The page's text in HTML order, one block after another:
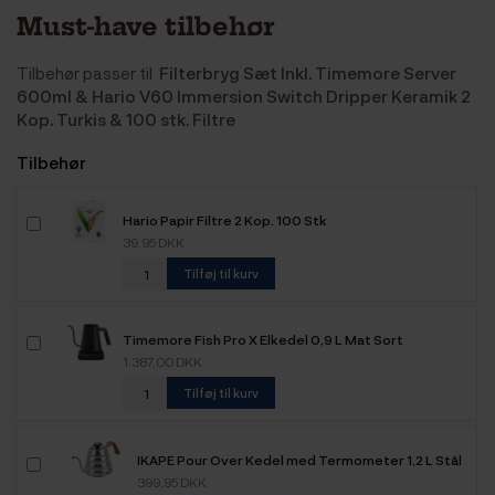
Must-have tilbehør
Tilbehør passer til Filterbryg Sæt Inkl. Timemore Server
600ml & Hario V60 Immersion Switch Dripper Keramik 2
Kop. Turkis & 100 stk. Filtre
Tilbehør
Hario Papir Filtre 2 Kop. 100 Stk
39,95 DKK
Tilføj til kurv
Timemore Fish Pro X Elkedel 0,9 L Mat Sort
1.387,00 DKK
Tilføj til kurv
IKAPE Pour Over Kedel med Termometer 1,2 L Stål
399,95 DKK